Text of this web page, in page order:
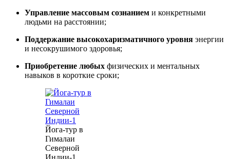
Управление массовым сознанием и конкретными
людьми на расстоянии;
Поддержание высокохаризматичного уровня энергии
и несокрушимого здоровья;
Приобретение любых физических и ментальных
навыков в короткие сроки;
Йога-тур в
Гималаи
Северной
Индии-1